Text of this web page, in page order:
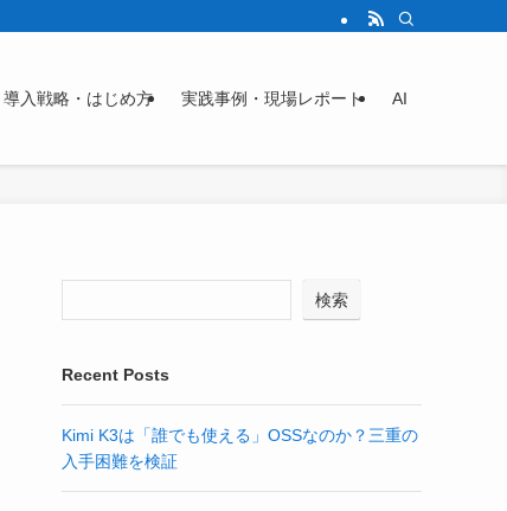
導入戦略・はじめ方 実践事例・現場レポート AI
検索
Recent Posts
Kimi K3は「誰でも使える」OSSなのか？三重の
入手困難を検証